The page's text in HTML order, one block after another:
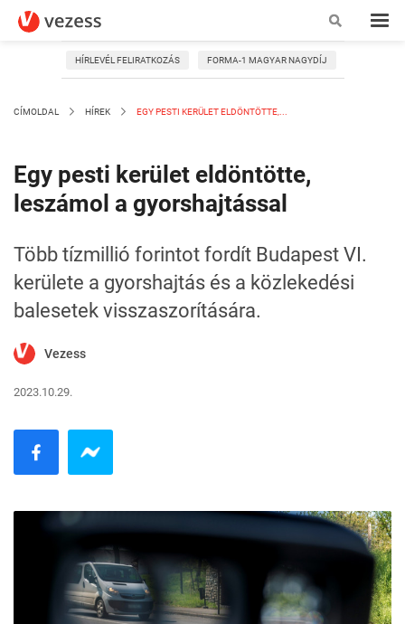
HÍRLEVÉL FELIRATKOZÁS FORMA-1 MAGYAR NAGYDÍJ
CÍMOLDAL HÍREK EGY PESTI KERÜLET ELDÖNTÖTTE,...
Egy pesti kerület eldöntötte,
leszámol a gyorshajtással
Több tízmillió forintot fordít Budapest VI.
kerülete a gyorshajtás és a közlekedési
balesetek visszaszorítására.
Vezess
2023.10.29.